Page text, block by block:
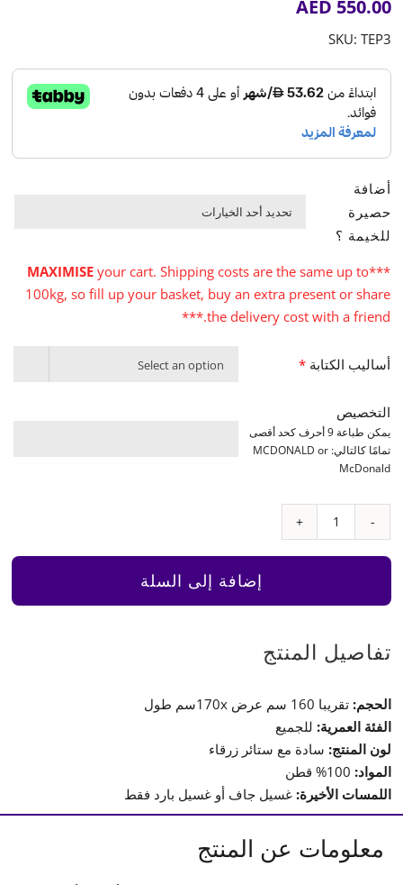
AED 550.00
SKU: TEP3
أضافة
حصيرة
للخيمة ؟
***
MAXIMISEyour cart. Shipping costs are the same up to
100kg, so fill up your basket, buy an extra present or share
the delivery cost with a friend.***
أساليب الكتابة*
Select an option
التخصيص
يمكن طباعة 9 أحرف كحد أقصى
تمامًا كالتالي: MCDONALD or
McDonald
كمية
خيمة
ستائر
زرقاء
إضافة إلى السلة
تفاصيل المنتج
الحجم: تقريبا 160 سم عرض 170xسم طول
الفئة العمرية: للجميع
لون المنتج: سادة مع ستائر زرقاء
المواد:
اللمسات الأخيرة: غسيل جاف أو غسيل بارد فقط
معلومات عن المنتج